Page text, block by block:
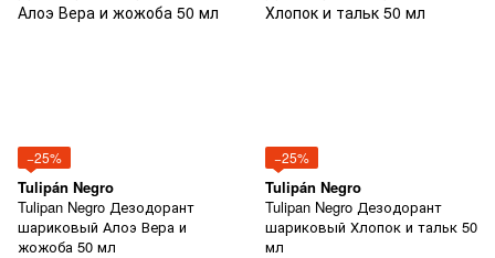
−25%
Tulipán Negro
Tulipan Negro Дезодорант
шариковый Алоэ Вера и
жожоба 50 мл
−25%
Tulipán Negro
Tulipan Negro Дезодорант
шариковый Хлопок и тальк 50
мл